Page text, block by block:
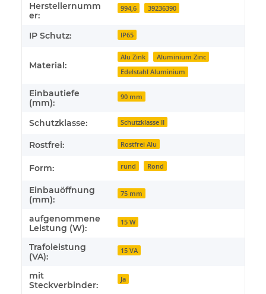
Herstellernumm
er:
994,6 39236390
IP Schutz: IP65
Material:
Alu Zink
Aluminium Zinc
Edelstahl Aluminium
Einbautiefe
(mm):
90 mm
Schutzklasse: Schutzklasse II
Rostfrei: Rostfrei Alu
Form: rund Rond
Einbauöffnung
(mm):
75 mm
aufgenommene
Leistung (W):
15 W
Trafoleistung
(VA):
15 VA
mit
Steckverbinder:
Ja